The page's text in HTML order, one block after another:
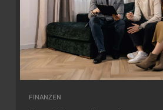
FINANZEN